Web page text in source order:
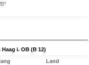
i. OB (B 12)
Land